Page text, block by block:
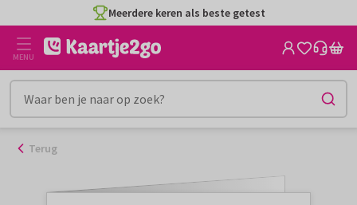
naar
inhoud
Meerdere keren als beste getest
MENU
Terug